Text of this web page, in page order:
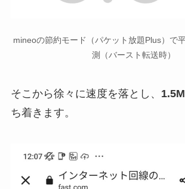
mineoの節約モード（パケット放題Plus）で
測（バースト転送時）
そこから徐々に速度を落とし、
ち着きます。